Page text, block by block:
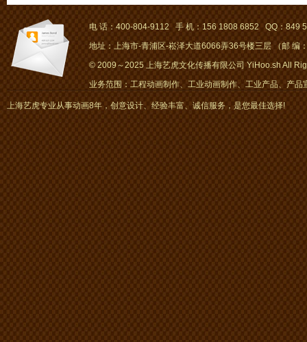
电 话：400-804-9112 手 机：156 1808 6852 QQ：849
地址：上海市-青浦区-崧泽大道6066弄36号楼三层 （邮 编
© 2009～2025 上海艺虎文化传播有限公司 YiHoo.sh All
业务范围：工程动画制作、工业动画制作、工业产品、产
画、mg动画
上海艺虎专业从事动画8年，创意设计、经验丰富、诚信服务，是您最佳选择!